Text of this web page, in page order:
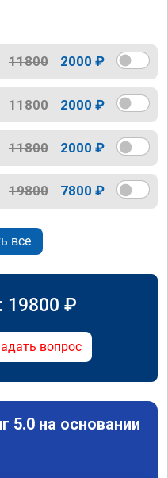
11800 2000 ₽
11800 2000 ₽
11800 2000 ₽
19800 7800 ₽
все
19800 ₽
вопрос
5.0 на основании